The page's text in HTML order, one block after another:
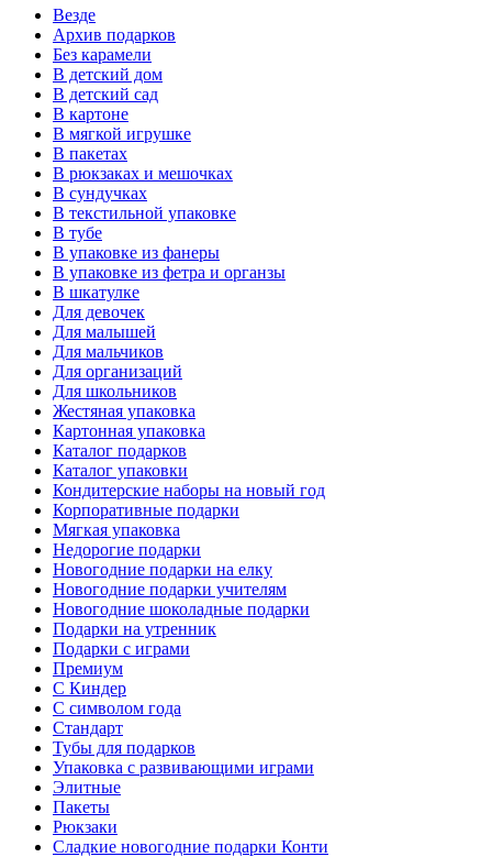
Везде
Архив подарков
Без карамели
В детский дом
В детский сад
В картоне
В мягкой игрушке
В пакетах
В рюкзаках и мешочках
В сундучках
В текстильной упаковке
В тубе
В упаковке из фанеры
В упаковке из фетра и органзы
В шкатулке
Для девочек
Для малышей
Для мальчиков
Для организаций
Для школьников
Жестяная упаковка
Картонная упаковка
Каталог подарков
Каталог упаковки
Кондитерские наборы на новый год
Корпоративные подарки
Мягкая упаковка
Недорогие подарки
Новогодние подарки на елку
Новогодние подарки учителям
Новогодние шоколадные подарки
Подарки на утренник
Подарки с играми
Премиум
С Киндер
С символом года
Стандарт
Тубы для подарков
Упаковка с развивающими играми
Элитные
Пакеты
Рюкзаки
Сладкие новогодние подарки Конти